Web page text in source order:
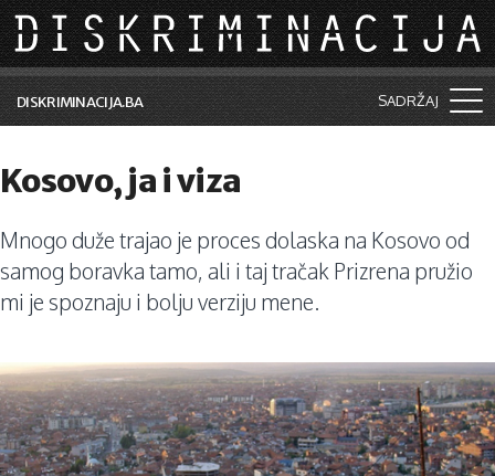
Skip to main content
DISKRIMINACIJA.BA SADRŽAJ
Vijesti i događaji
Aktuelne teme
Kolumne
Saradnja sa medijima
Pretraga
Kosovo, ja i viza
Mnogo duže trajao je proces dolaska na Kosovo od
samog boravka tamo, ali i taj tračak Prizrena pružio
mi je spoznaju i bolju verziju mene.